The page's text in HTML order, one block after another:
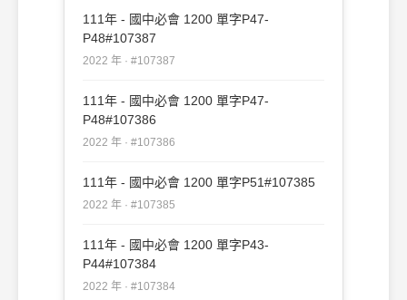
111年 - 國中必會 1200 單字P47-
P48#107387
2022 年 · #107387
111年 - 國中必會 1200 單字P47-
P48#107386
2022 年 · #107386
111年 - 國中必會 1200 單字P51#107385
2022 年 · #107385
111年 - 國中必會 1200 單字P43-
P44#107384
2022 年 · #107384